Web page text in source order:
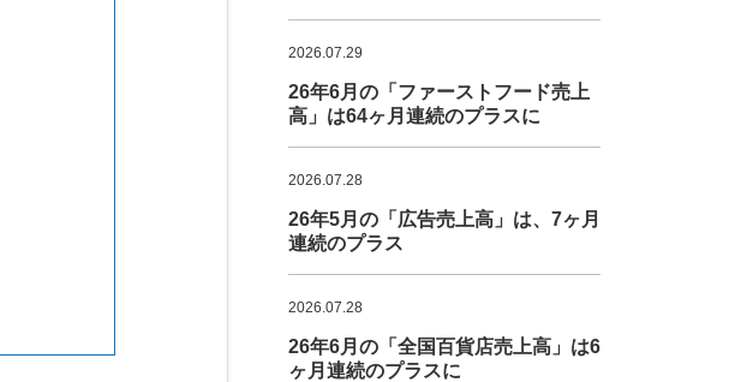
2026.07.29
26年6月の「ファーストフード売上
高」は64ヶ月連続のプラスに
2026.07.28
26年5月の「広告売上高」は、7ヶ月
連続のプラス
2026.07.28
26年6月の「全国百貨店売上高」は6
ヶ月連続のプラスに